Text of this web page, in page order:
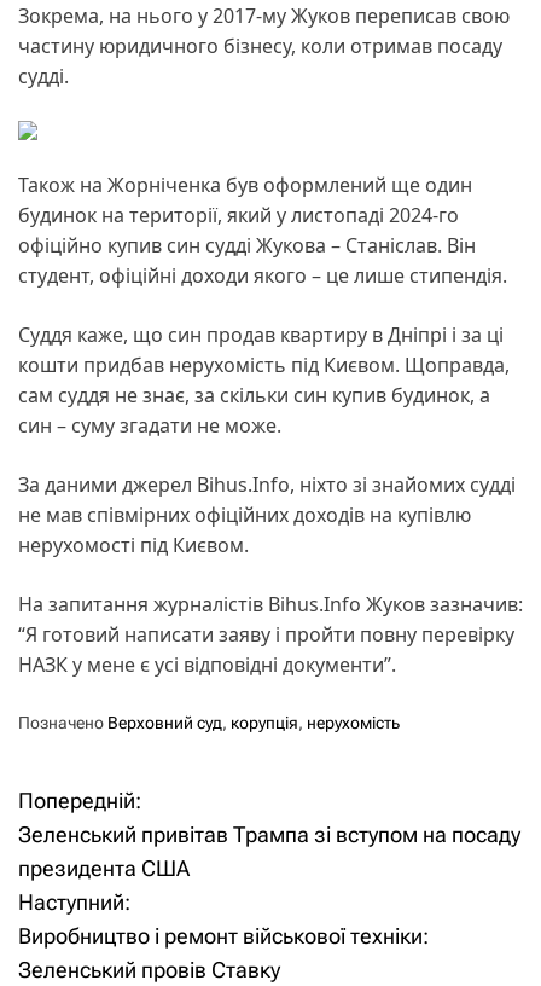
Зокрема, на нього у 2017-му Жуков переписав свою
частину юридичного бізнесу, коли отримав посаду
судді.
Також на Жорніченка був оформлений ще один
будинок на території, який у листопаді 2024-го
офіційно купив син судді Жукова – Станіслав. Він
студент, офіційні доходи якого – це лише стипендія.
Суддя каже, що син продав квартиру в Дніпрі і за ці
кошти придбав нерухомість під Києвом. Щоправда,
сам суддя не знає, за скільки син купив будинок, а
син – суму згадати не може.
За даними джерел Bihus.Info, ніхто зі знайомих судді
не мав співмірних офіційних доходів на купівлю
нерухомості під Києвом.
На запитання журналістів Bihus.Info Жуков зазначив:
“Я готовий написати заяву і пройти повну перевірку
НАЗК у мене є усі відповідні документи”.
Позначено Верховний суд, корупція, нерухомість
Н
а
в
і
Попередній:
Зеленський привітав Трампа зі вступом на посаду
президента США
Наступний:
Виробництво і ремонт військової техніки:
Зеленський провів Ставку